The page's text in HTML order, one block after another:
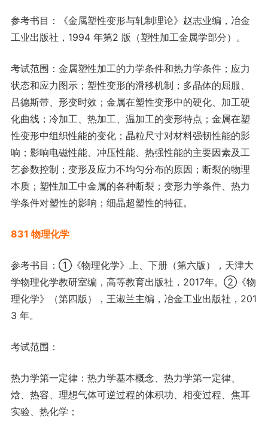
参考书目：《金属塑性变形与轧制理论》赵志业编，冶金
工业出版社，1994 年第2 版（塑性加工金属学部分）。
考试范围：金属塑性加工的力学条件和热力学条件；应力
状态和应力图示；塑性变形的滑移机制；多晶体的屈服、
吕德斯带、形变时效；金属在塑性变形中的硬化、加工硬
化曲线；冷加工、热加工、温加工的变形特点；金属在塑
性变形中组织性能的变化；晶粒尺寸对材料强韧性能的影
响；影响电磁性能、冲压性能、热强性能的主要因素及工
艺参数控制；变形及应力不均匀分布的原因；断裂的物理
本质；塑性加工中金属的各种断裂；变形力学条件、热力
学条件对塑性的影响；细晶超塑性的特征。
831 物理化学
参考书目：①《物理化学》上、下册（第六版），天津大
学物理化学教研室编，高等教育出版社，2017年。②《物
理化学》（第四版），王淑兰主编，冶金工业出版社，201
3 年。
考试范围：
热力学第一定律：热力学基本概念、热力学第一定律、
焓、热容、理想气体可逆过程的体积功、相变过程、焦耳
实验、热化学；